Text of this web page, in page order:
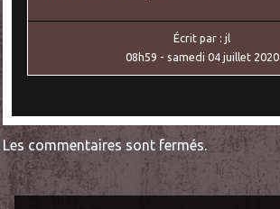
Écrit par :jl
08h59 - samedi 04 juillet 2020
Les commentaires sont fermés.